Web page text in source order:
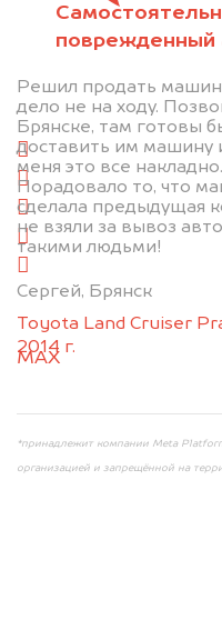
поврежденный
Решил продать
дело не на ходу.
Брянске, там готовы
доставить им машину
меня это все
Порадовало то, что
сделала предыдущая
не взяли за вывоз
такими людьми!
Сергей, Брянск
Toyota Land Cruiser
2014 г.
Отправьте
1. Сфотографируйте
спереди
сзади
слева
+79584983298 по
MAX
*принадлежит компании Meta
организацией и запрещённой на